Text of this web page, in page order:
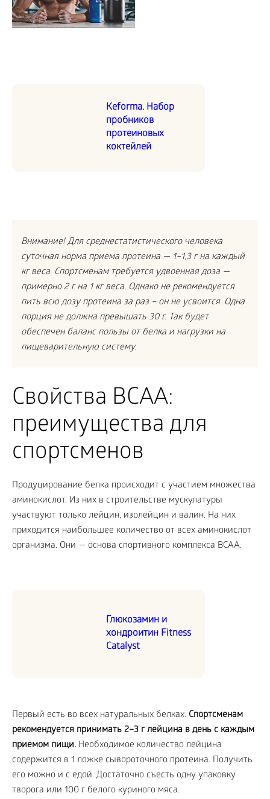
Keforma. Набор
пробников
протеиновых
коктейлей
Внимание! Для среднестатистического человека
суточная норма приема протеина — 1–1,3 г на каждый
кг веса. Спортсменам требуется удвоенная доза —
примерно 2 г на 1 кг веса. Однако не рекомендуется
пить всю дозу протеина за раз – он не усвоится. Одна
порция не должна превышать 30 г. Так будет
обеспечен баланс пользы от белка и нагрузки на
пищеварительную систему.
Свойства BCAA:
преимущества для
спортсменов
Продуцирование белка происходит с участием множества
аминокислот. Из них в строительстве мускулатуры
участвуют только лейцин, изолейцин и валин. На них
приходится наибольшее количество от всех аминокислот
организма. Они — основа спортивного комплекса BCAA.
Глюкозамин и
хондроитин Fitness
Catalyst
Первый есть во всех натуральных белках. Спортсменам
рекомендуется принимать 2–3 г лейцина в день с каждым
приемом пищи. Необходимое количество лейцина
содержится в 1 ложке сывороточного протеина. Получить
его можно и с едой. Достаточно съесть одну упаковку
творога или 100 г белого куриного мяса.